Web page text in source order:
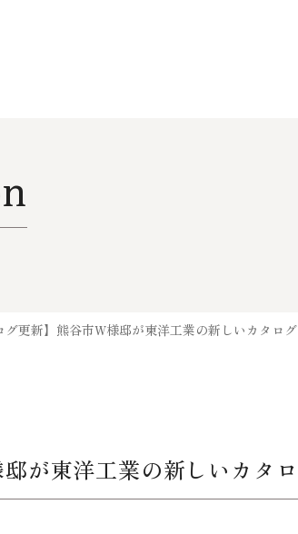
グ更新】熊谷市W様邸が東洋工業の新しいカタロ
邸が東洋工業の新しいカタ